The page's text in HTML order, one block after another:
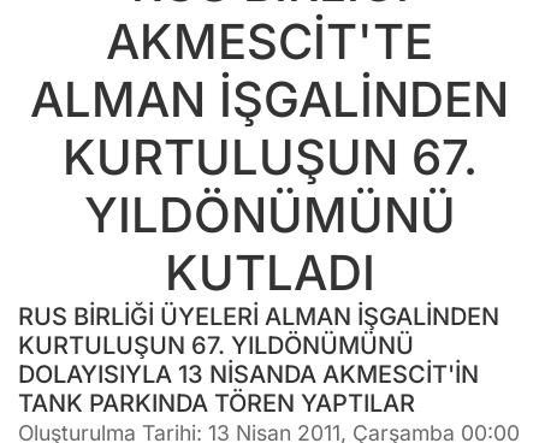
67.
YILDÖNÜMÜNÜ
KUTLADI
AKMESCİT'TE
ALMAN İŞGALİNDEN
KURTULUŞUN 67.
YILDÖNÜMÜNÜ
KUTLADI
RUS BİRLİĞİ ÜYELERİ ALMAN İŞGALİNDEN
KURTULUŞUN 67. YILDÖNÜMÜNÜ
DOLAYISIYLA 13 NİSANDA AKMESCİT'İN
TANK PARKINDA TÖREN YAPTILAR
Oluşturulma Tarihi: 13 Nisan 2011, Çarşamba 00:00